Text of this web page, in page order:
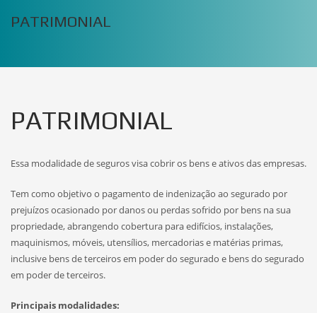
PATRIMONIAL
PATRIMONIAL
Essa modalidade de seguros visa cobrir os bens e ativos das empresas.
Tem como objetivo o pagamento de indenização ao segurado por
prejuízos ocasionado por danos ou perdas sofrido por bens na sua
propriedade, abrangendo cobertura para edifícios, instalações,
maquinismos, móveis, utensílios, mercadorias e matérias primas,
inclusive bens de terceiros em poder do segurado e bens do segurado
em poder de terceiros.
Principais modalidades: